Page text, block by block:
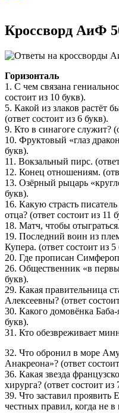
Кроссворд АиФ
Горизонталь
1. С чем связана
состоит из 10 букв).
5. Какой из злаков растёт
(ответ состоит из 6 букв).
9. Кто в синагоге служит?
10. Фруктовый «глаз
букв).
11. Вокзальный пирс.
12. Конец отношениям.
13. Озёрный рыцарь
букв).
16. Какую страсть
отца? (ответ состоит из 11
18. Матч, чтобы
19. Последний воин из
Купера. (ответ состоит из 5
20. Где прописан
26. Общественник «в
букв).
29. Какая правительница
Алексеевны? (ответ
30. Какого домовёнка Баба-
букв).
31. Кто обезвреживает
32. Что обронил в море
Анакреона»? (ответ
36. Какая звезда
хирурга? (ответ состоит из
39. Что заставил проявить
честных правил, когда не в